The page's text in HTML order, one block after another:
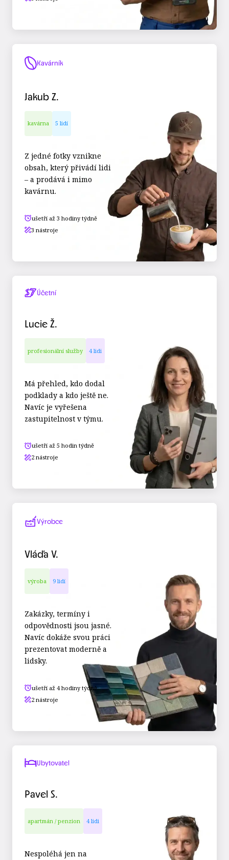
Kavárník
Jakub Z.
kavárna 5 lidí
Z jedné fotky vznikne
obsah, který přivádí lidi
– a prodává i mimo
kavárnu.
ušetří až 3 hodiny týdně
3 nástroje
Účetní
Lucie Ž.
profesionální služby 4 lidi
Má přehled, kdo dodal
podklady a kdo ještě ne.
Navíc je vyřešena
zastupitelnost v týmu.
ušetří až 5 hodin týdně
2 nástroje
Výrobce
Vláďa V.
výroba 9 lidí
Zakázky, termíny i
odpovědnosti jsou jasné.
Navíc dokáže svou práci
prezentovat moderně a
lidsky.
ušetří až 4 hodiny týdně
2 nástroje
Ubytovatel
Pavel S.
apartmán / penzion 4 lidi
Nespoléhá jen na